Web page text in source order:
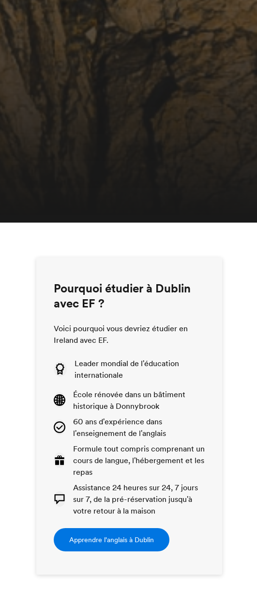
Pourquoi étudier à Dublin
avec EF ?
Voici pourquoi vous devriez étudier en
Ireland avec EF.
Leader mondial de l'éducation
internationale
École rénovée dans un bâtiment
historique à Donnybrook
60 ans d'expérience dans
l'enseignement de l'anglais
Formule tout compris comprenant un
cours de langue, l'hébergement et les
repas
Assistance 24 heures sur 24, 7 jours
sur 7, de la pré-réservation jusqu'à
votre retour à la maison
Apprendre l'anglais à Dublin